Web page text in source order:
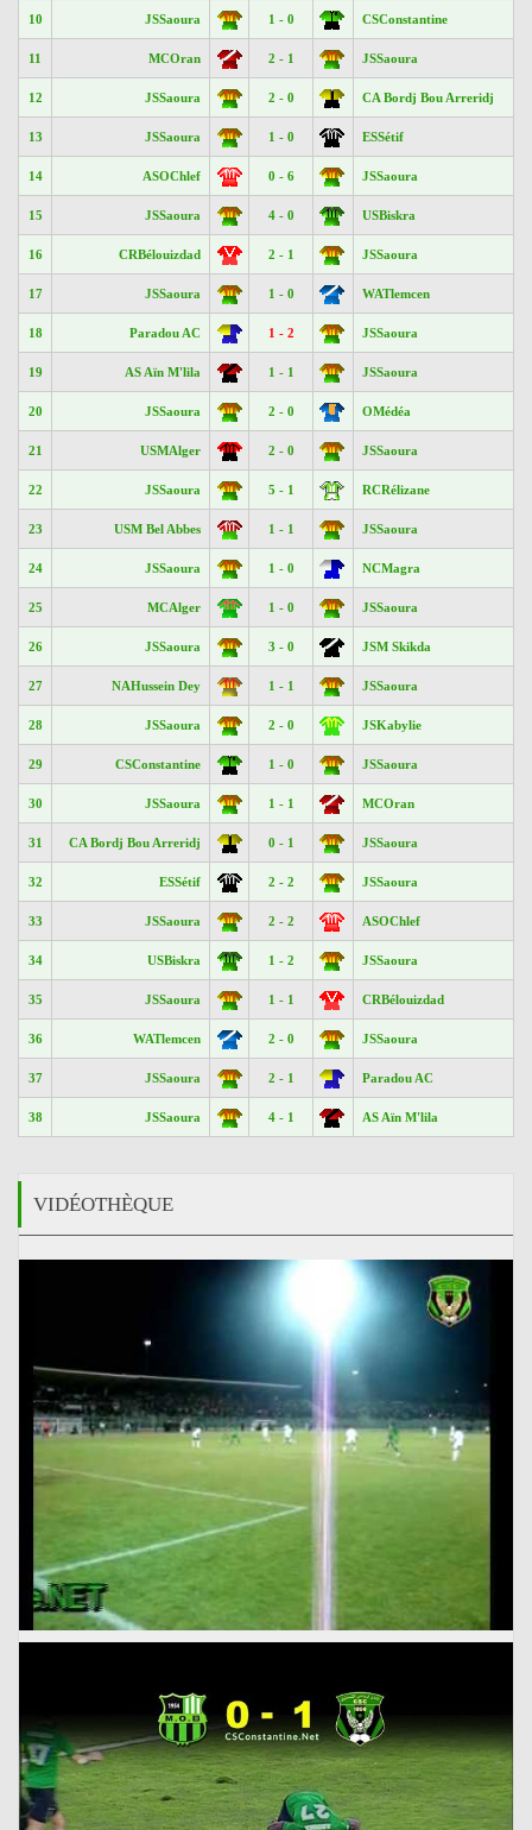
10 JSSaoura 1 - 0 CSConstantine
11 MCOran 2 - 1 JSSaoura
12 JSSaoura 2 - 0 CA Bordj Bou Arreridj
13 JSSaoura 1 - 0 ESSétif
14 ASOChlef 0 - 6 JSSaoura
15 JSSaoura 4 - 0 USBiskra
16 CRBélouizdad 2 - 1 JSSaoura
17 JSSaoura 1 - 0 WATlemcen
18 Paradou AC 1 - 2 JSSaoura
19 AS Aïn M'lila 1 - 1 JSSaoura
20 JSSaoura 2 - 0 OMédéa
21 USMAlger 2 - 0 JSSaoura
22 JSSaoura 5 - 1 RCRélizane
23 USM Bel Abbes 1 - 1 JSSaoura
24 JSSaoura 1 - 0 NCMagra
25 MCAlger 1 - 0 JSSaoura
26 JSSaoura 3 - 0 JSM Skikda
27 NAHussein Dey 1 - 1 JSSaoura
28 JSSaoura 2 - 0 JSKabylie
29 CSConstantine 1 - 0 JSSaoura
30 JSSaoura 1 - 1 MCOran
31 CA Bordj Bou Arreridj 0 - 1 JSSaoura
32 ESSétif 2 - 2 JSSaoura
33 JSSaoura 2 - 2 ASOChlef
34 USBiskra 1 - 2 JSSaoura
35 JSSaoura 1 - 1 CRBélouizdad
36 WATlemcen 2 - 0 JSSaoura
37 JSSaoura 2 - 1 Paradou AC
38 JSSaoura 4 - 1 AS Aïn M'lila
VIDÉOTHÈQUE